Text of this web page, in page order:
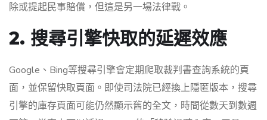
除或提起民事賠償，但這是另一場法律戰。
2. 搜尋引擎快取的延遲效應
Google、Bing等搜尋引擎會定期爬取裁判書查詢系統的頁
面，並保留快取頁面。即使司法院已經換上隱匿版本，搜尋
引擎的庫存頁面可能仍然顯示舊的全文，時間從數天到數週